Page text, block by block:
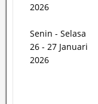
2026
Senin - Selasa
26 - 27 Januari
2026